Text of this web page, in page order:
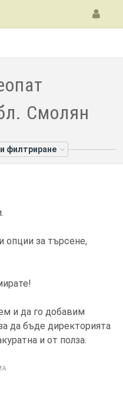
Смолян
филтриране
опции за търсене,
и да го добавим
да бъде директорията
и от полза.